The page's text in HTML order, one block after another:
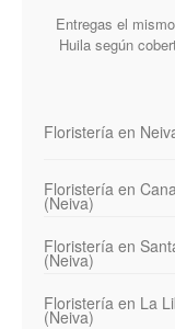
Entregas el
Huila según
Floristería en
Floristería en
(Neiva)
Floristería en
(Neiva)
Floristería en La
(Neiva)